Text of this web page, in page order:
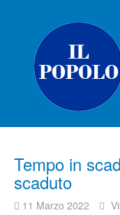
Tempo in
scaduto
11 Marzo 2022